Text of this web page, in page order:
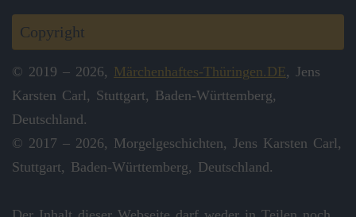
Copyright
© 2019 – 2026, Märchenhaftes-Thüringen.DE, Jens
Karsten Carl, Stuttgart, Baden-Württemberg,
Deutschland.
© 2017 – 2026, Morgelgeschichten, Jens Karsten Carl,
Stuttgart, Baden-Württemberg, Deutschland.